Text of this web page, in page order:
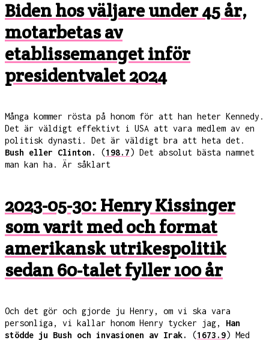
Biden hos väljare under 45 år,
motarbetas av
etablissemanget inför
presidentvalet 2024
Många kommer rösta på honom för att han heter Kennedy.
Det är väldigt effektivt i USA att vara medlem av en
politisk dynasti. Det är väldigt bra att heta det.
Bush eller Clinton.
(198.7) Det absolut bästa namnet
man kan ha. Är såklart
2023-05-30: Henry Kissinger
som varit med och format
amerikansk utrikespolitik
sedan 60-talet fyller 100 år
Och det gör och gjorde ju Henry, om vi ska vara
personliga, vi kallar honom Henry tycker jag, Han
stödde ju Bush och invasionen av Irak.
(1673.9) Med